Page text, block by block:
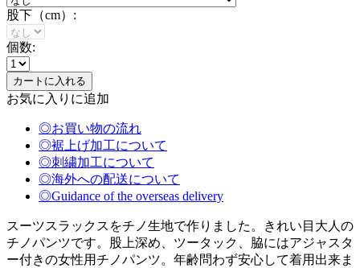
股下（cm）:
個数:
お気に入りに追加
◎お買い物の流れ
◎裾上げ加工について
◎刺繍加工について
◎海外への配送について
◎Guidance of the overseas delivery
スーツスラックスをチノ生地で作りました。きれい目大人の
チノパンツです。股上深め、ツータック、脇にはアジャスタ
ー付きの女性用チノパンツ。年齢問わず安心して着用出来ま